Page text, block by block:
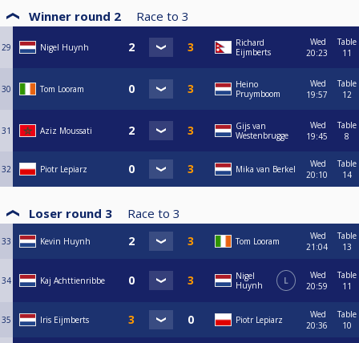
Winner round 2 Race to 3
29 Nigel Huynh
Richard
Eijmberts
Wed
20:23
Table
11
30 Tom Looram
Heino
Pruymboom
Wed
19:57
Table
12
31 Aziz Moussati
Gijs van
Westenbrugge
Wed
19:45
Table
8
32 Piotr Lepiarz Mika van Berkel
Wed
20:10
Table
14
Loser round 3 Race to 3
33 Kevin Huynh Tom Looram
Wed
21:04
Table
13
34 Kaj Achttienribbe
Nigel
Huynh
L
Wed
20:59
Table
11
35 Iris Eijmberts Piotr Lepiarz
Wed
20:36
Table
10